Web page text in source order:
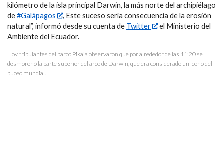
kilómetro de la isla principal Darwin, la más norte del archipiélago
de#Galápagos
. Este suceso sería consecuencia de la erosión
natural”, informó desde su cuenta de Twitter
el Ministerio del
Ambiente del Ecuador.
Hoy, tripulantes del barco Pikaia observaron que por alrededor de las 11:20 se
desmoronó la parte superior del arco de Darwin, que era considerado un ícono del
buceo mundial.